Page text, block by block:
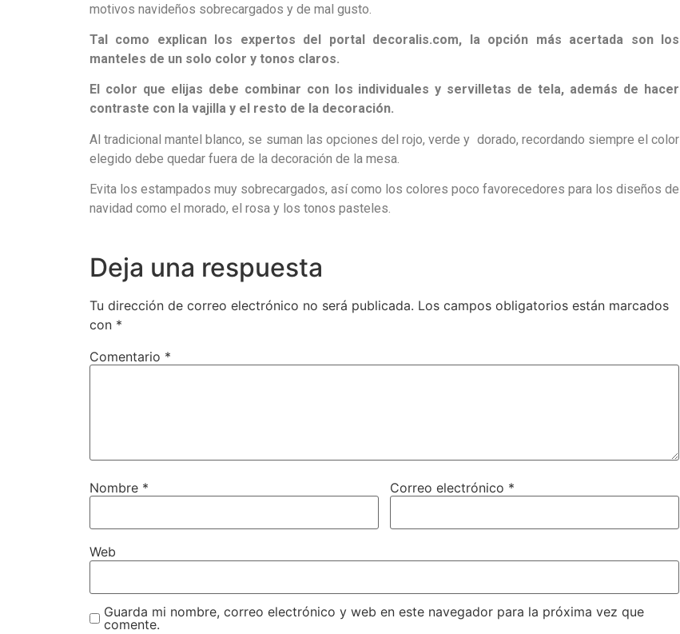
motivos navideños sobrecargados y de mal gusto.
Tal como explican los expertos del portal decoralis.com, la opción más acertada son los
manteles de un solo color y tonos claros.
El color que elijas debe combinar con los individuales y servilletas de tela, además de hacer
contraste con la vajilla y el resto de la decoración.
Al tradicional mantel blanco, se suman las opciones del rojo, verde y dorado, recordando siempre el color
elegido debe quedar fuera de la decoración de la mesa.
Evita los estampados muy sobrecargados, así como los colores poco favorecedores para los diseños de
navidad como el morado, el rosa y los tonos pasteles.
Deja una respuesta
Tu dirección de correo electrónico no será publicada. Los campos obligatorios están marcados
con *
Comentario *
Nombre * Correo electrónico *
Web
Guarda mi nombre, correo electrónico y web en este navegador para la próxima vez que
comente.